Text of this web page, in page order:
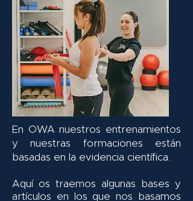
En OWA nuestros entrenamientos
y nuestras formaciones están
basadas en la evidencia científica.
Aquí os traemos algunas bases y
artículos en los que nos basamos